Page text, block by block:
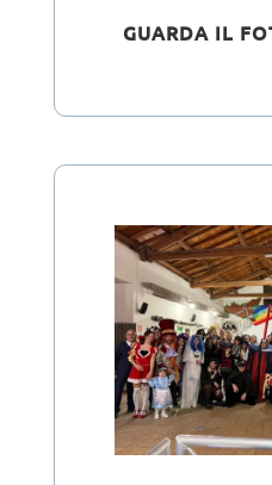
GUARDA IL